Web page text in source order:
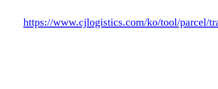
https://www.cjlogistics.com/ko/tool/parcel/